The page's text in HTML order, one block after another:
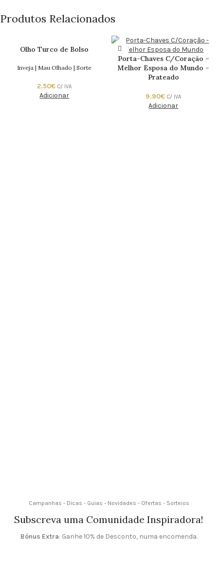
Produtos Relacionados
Olho Turco de Bolso
Inveja | Mau Olhado | Sorte
2.50€ C/ IVA
Adicionar
Porta-Chaves C/Coração –
Melhor Esposa do Mundo –
Prateado
9.90€ C/ IVA
Adicionar
Campanhas - Dicas - Guias - Novidades - Ofertas - Sorteios
Subscreva uma Comunidade Inspiradora!
Bónus Extra: Ganhe 10% de Desconto, numa encomenda.